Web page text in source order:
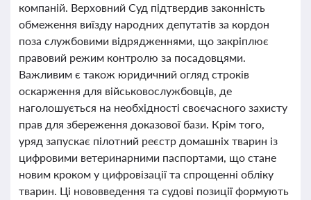
компаній. Верховний Суд підтвердив законність
обмеження виїзду народних депутатів за кордон
поза службовими відрядженнями, що закріплює
правовий режим контролю за посадовцями.
Важливим є також юридичний огляд строків
оскарження для військовослужбовців, де
наголошується на необхідності своєчасного захисту
прав для збереження доказової бази. Крім того,
уряд запускає пілотний реєстр домашніх тварин із
цифровими ветеринарними паспортами, що стане
новим кроком у цифровізації та спрощенні обліку
тварин. Ці нововведення та судові позиції формують